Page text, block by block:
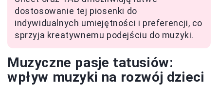
dostosowanie tej piosenki do
indywidualnych umiejętności i preferencji, co
sprzyja kreatywnemu podejściu do muzyki.
Muzyczne pasje tatusiów:
wpływ muzyki na rozwój dzieci